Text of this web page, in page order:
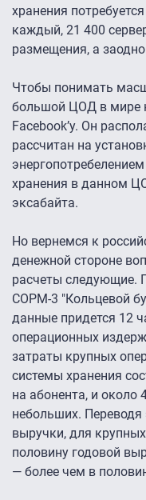
хранения
каждый, 21 400
размещения, а
Чтобы понимать
большой ЦОД в мире
Facebook’у. Он
рассчитан на
хранения в данном
эксабайта.
Но вернемся к
денежной стороне
расчеты следующие.
СОРМ-3 "Кольцевой
данные придется 12
операционных
затраты крупных
системы хранения
на абонента, и около
небольших.
выручки, для
половину годовой
— более чем в